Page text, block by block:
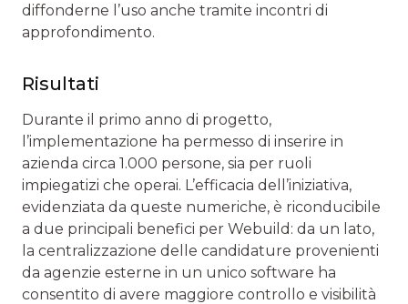
diffonderne l’uso anche tramite incontri di
approfondimento.
Risultati
Durante il primo anno di progetto,
l’implementazione ha permesso di inserire in
azienda circa 1.000 persone, sia per ruoli
impiegatizi che operai. L’efficacia dell’iniziativa,
evidenziata da queste numeriche, è riconducibile
a due principali benefici per Webuild: da un lato,
la centralizzazione delle candidature provenienti
da agenzie esterne in un unico software ha
consentito di avere maggiore controllo e visibilità